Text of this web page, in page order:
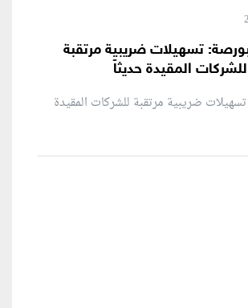
تسهيلات ضريبية مرتقبة
للشركات المقيدة حديثاً
ضريبية مرتقبة للشركات المقيدة